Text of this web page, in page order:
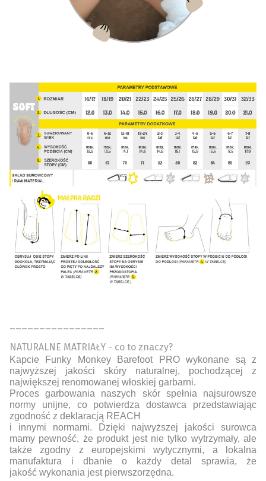
NATURALNE MATRIAŁY - co to znaczy?
Kapcie Funky Monkey Barefoot PRO wykonane są z
najwyższej jakości skóry naturalnej, pochodzącej z
największej renomowanej włoskiej garbarni.
Proces garbowania naszych skór spełnia najsurowsze
normy unijne, co potwierdza dostawca przedstawiając
zgodność z deklaracją REACH
i innymi normami. Dzięki najwyższej jakości surowca
mamy pewność, że produkt jest nie tylko wytrzymały, ale
także zgodny z europejskimi wytycznymi, a lokalna
manufaktura i dbanie o każdy detal sprawia, że
jakość wykonania jest pierwszorzędna.